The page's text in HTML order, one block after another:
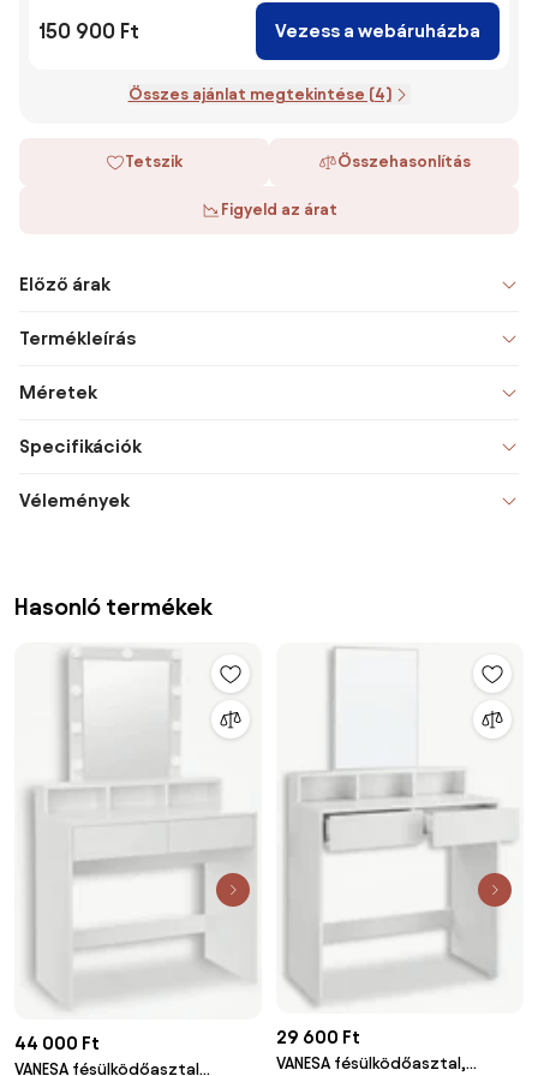
150 900 Ft Vezess a webáruházba
Összes ajánlat megtekintése (4)
Tetszik Összehasonlítás
Figyeld az árat
Előző árak
Termékleírás
Méretek
Specifikációk
Vélemények
Hasonló termékek
44 000 Ft
VANESA fésülködőasztal
29 600 Ft
VANESA fésülködőasztal,